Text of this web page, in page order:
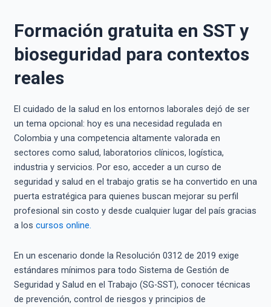
Formación gratuita en SST y
bioseguridad para contextos
reales
El cuidado de la salud en los entornos laborales dejó de ser
un tema opcional: hoy es una necesidad regulada en
Colombia y una competencia altamente valorada en
sectores como salud, laboratorios clínicos, logística,
industria y servicios. Por eso, acceder a un curso de
seguridad y salud en el trabajo gratis se ha convertido en una
puerta estratégica para quienes buscan mejorar su perfil
profesional sin costo y desde cualquier lugar del país gracias
a los cursos online.
En un escenario donde la Resolución 0312 de 2019 exige
estándares mínimos para todo Sistema de Gestión de
Seguridad y Salud en el Trabajo (SG-SST), conocer técnicas
de prevención, control de riesgos y principios de